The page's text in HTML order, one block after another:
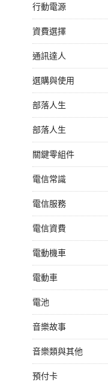
行動電源
資費選擇
通訊達人
選購與使用
部落人生
部落人生
關鍵零組件
電信常識
電信服務
電信資費
電動機車
電動車
電池
音樂故事
音樂類與其他
預付卡